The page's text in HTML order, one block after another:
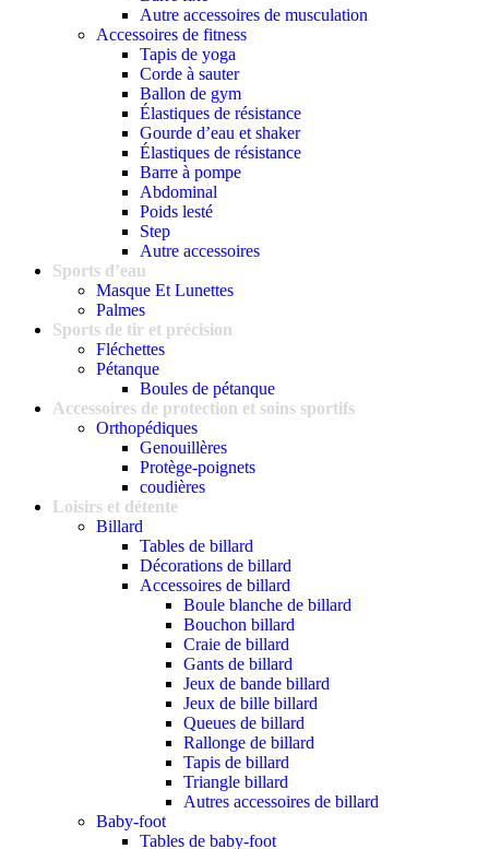
Autre accessoires de musculation
Accessoires de fitness
Tapis de yoga
Corde à sauter
Ballon de gym
Élastiques de résistance
Gourde d’eau et shaker
Élastiques de résistance
Barre à pompe
Abdominal
Poids lesté
Step
Autre accessoires
Sports d’eau
Masque Et Lunettes
Palmes
Sports de tir et précision
Fléchettes
Pétanque
Boules de pétanque
Accessoires de protection et soins sportifs
Orthopédiques
Genouillères
Protège-poignets
coudières
Loisirs et détente
Billard
Tables de billard
Décorations de billard
Accessoires de billard
Boule blanche de billard
Bouchon billard
Craie de billard
Gants de billard
Jeux de bande billard
Jeux de bille billard
Queues de billard
Rallonge de billard
Tapis de billard
Triangle billard
Autres accessoires de billard
Baby-foot
Tables de baby-foot